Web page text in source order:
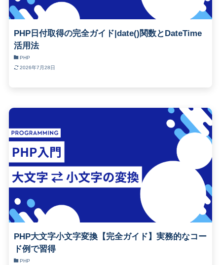
PHP日付取得の完全ガイド|date()関数とDateTime
活用法
2026年7月28日
PHP
PHP大文字小文字変換【完全ガイド】実務的なコー
ド例で習得
PHP